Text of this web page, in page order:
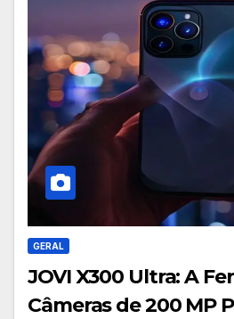
GERAL
JOVI X300 Ultra: A
Câmeras de 200 MP